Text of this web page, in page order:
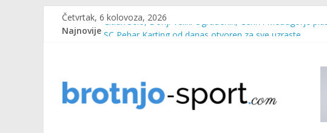
Četvrtak, 6 kolovoza, 2026
Najnovije Čitluk Selo, Donji Veliki Ograđenik, Čerin i Međugorje
Poznati polufinalisti MNL MZ općine Čitluk – Brotnjo
Predsjednica Vlade Marija Buhač, ministar Ivo